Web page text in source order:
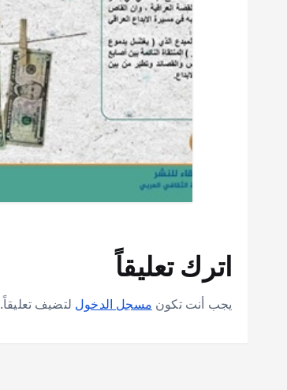
اترك تعليقاً
يجب أنت تكون مسجل الدخول لتضيف تعليقاً.